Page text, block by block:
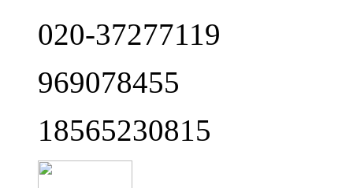
020-37277119
969078455
18565230815